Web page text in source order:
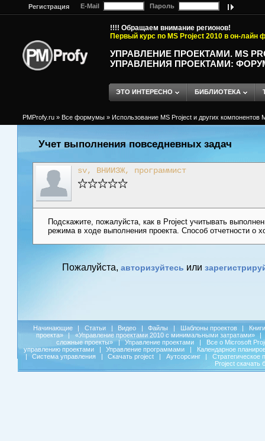
Регистрация E-Mail Пароль
!!!! Обращаем внимание регионов!
Первый курс по MS Project 2010 в он-лайн
УПРАВЛЕНИЕ ПРОЕКТАМИ. MS
УПРАВЛЕНИЯ ПРОЕКТАМИ:
ЭТО ИНТЕРЕСНО БИБЛИОТЕКА
PMProfy.ru » Все формумы » Использование MS Project и других компонентов
Учет выполнения повседневных задач
sv, ВНИИЗЖ, программист
Подскажите, пожалуйста, как в Project учитывать
режима в ходе выполнения проекта. Способ отчетности о
Пожалуйста, авторизуйтесь или
Начинающие | Статьи | Видео | Файлы | Шаблоны проектов |
Книги
проекта»
| «Управление проектами 2010 с минимальными затратами»
|
сложные проекты»
| Управление проектами |
Все о Microsoft
управлению проектами
| Управление программами |
Календарное
|
Система управления | Скачать project | Аутсорсинг |
Стратегическое
Project скачать